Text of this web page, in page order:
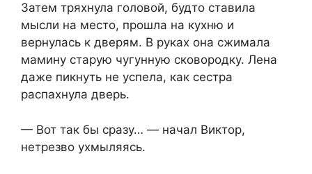
Затем тряхнула головой, будто ставила
мысли на место, прошла на кухню и
вернулась к дверям. В руках она сжимала
мамину старую чугунную сковородку. Лена
даже пикнуть не успела, как сестра
распахнула дверь.
— Вот так бы сразу… — начал Виктор,
нетрезво ухмыляясь.